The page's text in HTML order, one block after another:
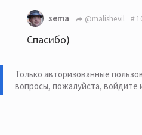
sema @malishevil
Спасибо)
Только авторизованные
вопросы, пожалуйста, войдите